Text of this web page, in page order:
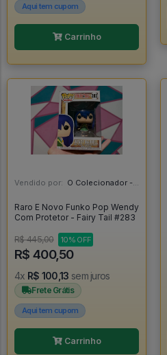
Aqui tem cupom
Carrinho
Vendido por: O Colecionador - SP
Raro E Novo Funko Pop Wendy
Com Protetor - Fairy Tail #283
R$ 445,00 10% OFF
R$ 400,50
4x R$ 100,13 sem juros
Frete Grátis
Aqui tem cupom
Carrinho